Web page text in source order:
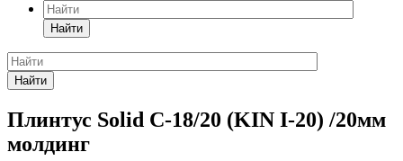
Найти
Найти
Плинтус Solid C-18/20 (KIN I-20) /20мм
молдинг